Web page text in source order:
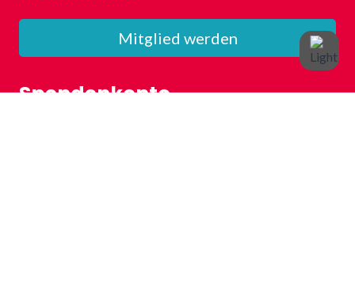
Mitglied werden
Spendenkonto